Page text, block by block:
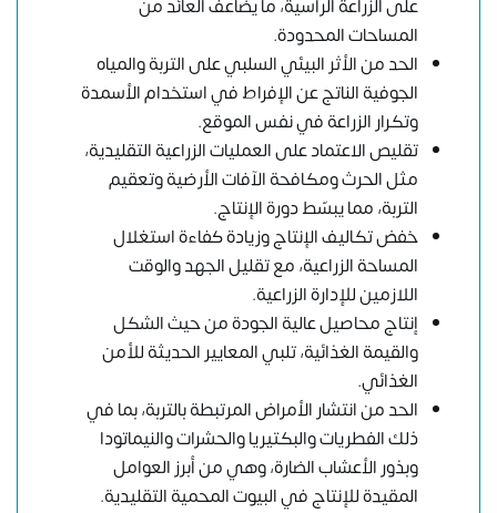
على الزراعة الرأسية، ما يضاعف العائد من
المساحات المحدودة.
الحد من الأثر البيئي السلبي على التربة والمياه
الجوفية الناتج عن الإفراط في استخدام الأسمدة
وتكرار الزراعة في نفس الموقع.
تقليص الاعتماد على العمليات الزراعية التقليدية،
مثل الحرث ومكافحة الآفات الأرضية وتعقيم
التربة، مما يبسّط دورة الإنتاج.
خفض تكاليف الإنتاج وزيادة كفاءة استغلال
المساحة الزراعية، مع تقليل الجهد والوقت
اللازمين للإدارة الزراعية.
إنتاج محاصيل عالية الجودة من حيث الشكل
والقيمة الغذائية، تلبي المعايير الحديثة للأمن
الغذائي.
الحد من انتشار الأمراض المرتبطة بالتربة، بما في
ذلك الفطريات والبكتيريا والحشرات والنيماتودا
وبذور الأعشاب الضارة، وهي من أبرز العوامل
المقيدة للإنتاج في البيوت المحمية التقليدية.